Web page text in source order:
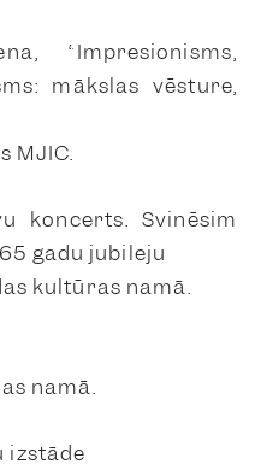
“Impresionisms,
mākslas vēsture,
MJIC.
koncerts. Svinēsim
gadu jubileju
kultūras namā.
namā.
izstāde